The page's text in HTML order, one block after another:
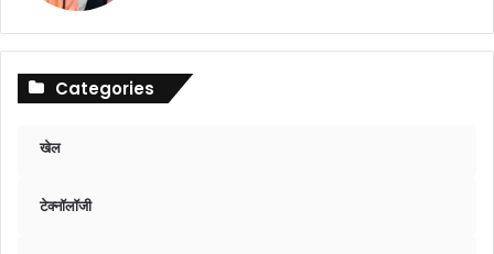
Categories
खेल
टेक्नॉलॉजी